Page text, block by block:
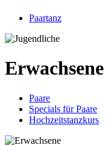
Paartanz
Erwachsene
Paare
Specials für Paare
Hochzeitstanzkurs